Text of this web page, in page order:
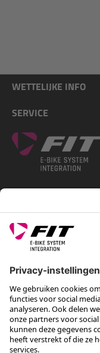
WETTELIJKE INFO
SERVICE
*Aanbevolen
Rotax